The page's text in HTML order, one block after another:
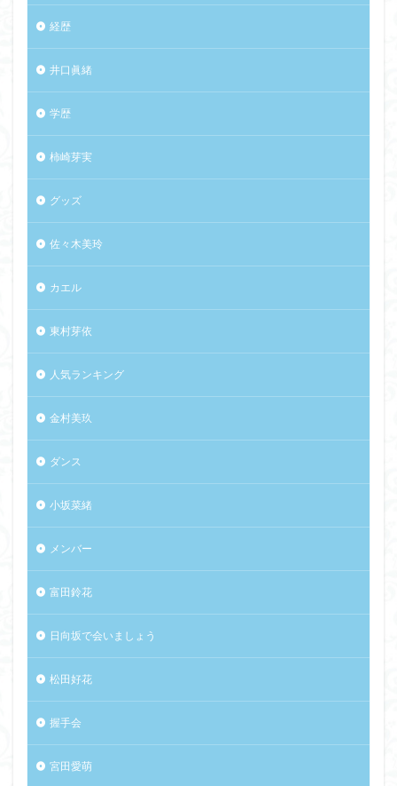
経歴
井口眞緒
学歴
柿崎芽実
グッズ
佐々木美玲
カエル
東村芽依
人気ランキング
金村美玖
ダンス
小坂菜緒
メンバー
富田鈴花
日向坂で会いましょう
松田好花
握手会
宮田愛萌